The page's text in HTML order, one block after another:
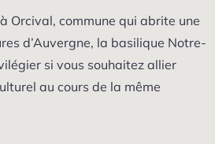
Orcival, commune qui abrite une
d’Auvergne, la basilique Notre-
si vous souhaitez allier
au cours de la même